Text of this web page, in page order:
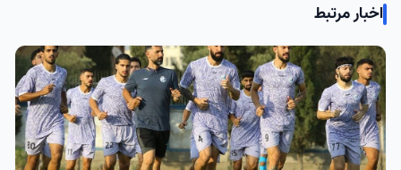
اخبار مرتبط